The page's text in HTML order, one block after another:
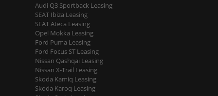
Audi Q3 Sportback Leasing
SEAT Ibiza Leasing
SEAT Ateca Leasing
Opel Mokka Leasing
Ford Puma Leasing
Ford Focus ST Leasing
Nissan Qashqai Leasing
Nissan X-Trail Leasing
Skoda Kamiq Leasing
Skoda Karoq Leasing